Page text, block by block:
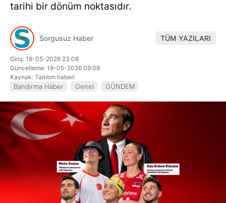
tarihi bir dönüm noktasıdır.
Sorgusuz Haber TÜM YAZILARI
Giriş: 18-05-2026 23:08
Güncelleme: 19-05-2026 09:08
Kaynak: Tanıtım haberi
Bandırma Haber Genel GÜNDEM